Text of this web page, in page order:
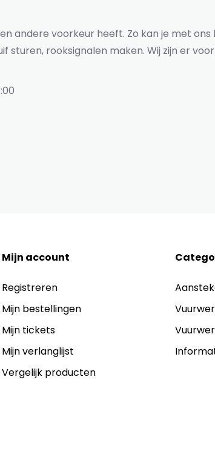
andere voorkeur heeft. Zo kan je met ons
sturen, rooksignalen maken. Wij zijn er voor
Mijn account
Registreren
Mijn bestellingen
Mijn tickets
Mijn verlanglijst
Vergelijk producten